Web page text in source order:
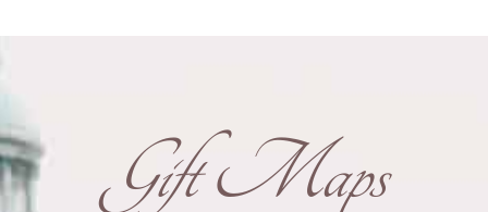
Gift Maps